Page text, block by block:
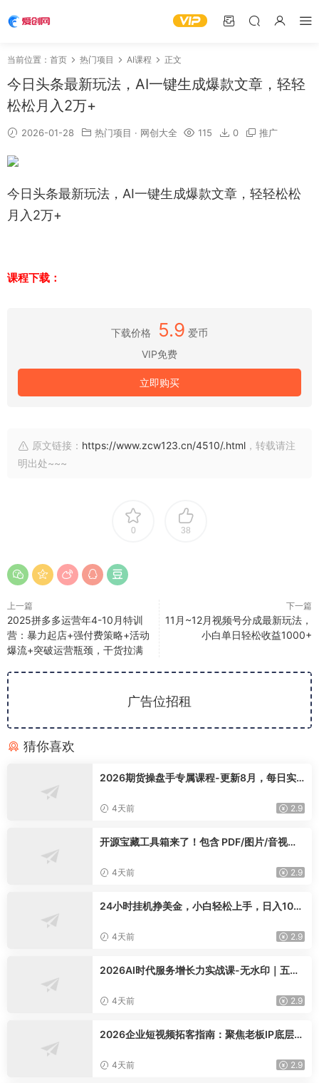
当前位置： 首页 热门项目 AI课程 正文
今日头条最新玩法，AI一键生成爆款文章，轻轻
松松月入2万+
2026-01-28 热门项目 · 网创大全 115 0 推广
今日头条最新玩法，AI一键生成爆款文章，轻轻松松
月入2万+
课程下载：
下载价格 5.9 爱币
VIP免费
立即购买
原文链接： https://www.zcw123.cn/4510/.html ，转载请注
明出处~~~
0 38
上一篇
2025拼多多运营年4-10月特训
营：暴力起店+强付费策略+活动
爆流+突破运营瓶颈，干货拉满
下一篇
11月~12月视频号分成最新玩法，
小白单日轻松收益1000+
广告位招租
猜你喜欢
2026期货操盘手专属课程-更新8月，每日实
4天前 2.9
开源宝藏工具箱来了！包含 PDF/图片/音视频/
knit-desktop
4天前 2.9
24小时挂机挣美金，小白轻松上手，日入100
4天前 2.9
2026AI时代服务增长力实战课-无水印｜五力
卷实现长效业绩增长
4天前 2.9
2026企业短视频拓客指南：聚焦老板IP底层逻
交完整获客链路
4天前 2.9